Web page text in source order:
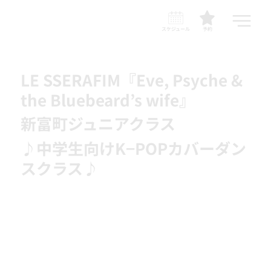
予約
スケジュール
LE SSERAFIM『Eve, Psyche &
the Bluebeard’s wife』
新富町ジュニアクラス
♪中学生向けK−POPカバーダン
スクラス♪